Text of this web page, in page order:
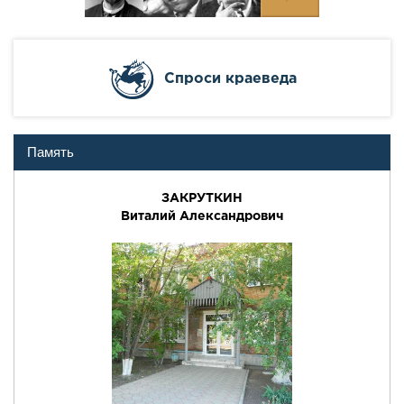
Cпроси краеведа
Память
ЗАКРУТКИН
Виталий Александрович